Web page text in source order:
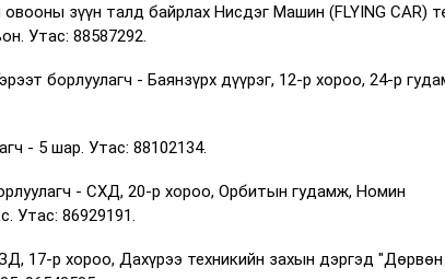
зүүн талд байрлах Нисдэг Машин (FLYING CAR)
Утас: 88587292.
борлуулагч - Баянзүрх дүүрэг, 12-р хороо, 24-р
- 5 шар. Утас: 88102134.
- СХД, 20-р хороо, Орбитын гудамж, Номин
Утас: 86929191.
17-р хороо, Дахүрээ техникийн захын дэргэд